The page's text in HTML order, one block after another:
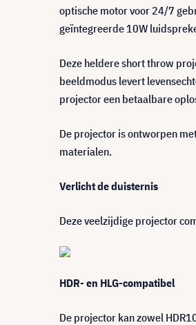
optische motor voor 24/7
geïntegreerde 10W
Deze heldere short throw
beeldmodus levert
projector een betaalbare
De projector is ontworpen
materialen.
Verlicht de duisternis
Deze veelzijdige projector
HDR- en HLG-compatibel
De projector kan zowel